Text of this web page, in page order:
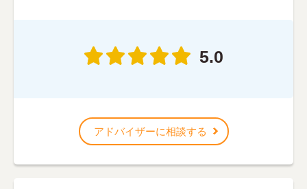
5.0
アドバイザーに相談する